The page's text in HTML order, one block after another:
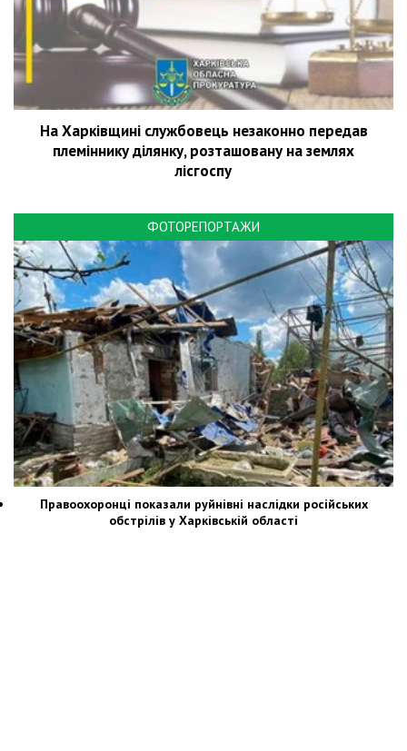
На Харківщині службовець незаконно передав
племіннику ділянку, розташовану на землях
лісгоспу
ФОТОРЕПОРТАЖИ
Правоохоронці показали руйнівні наслідки російських
обстрілів у Харківській області